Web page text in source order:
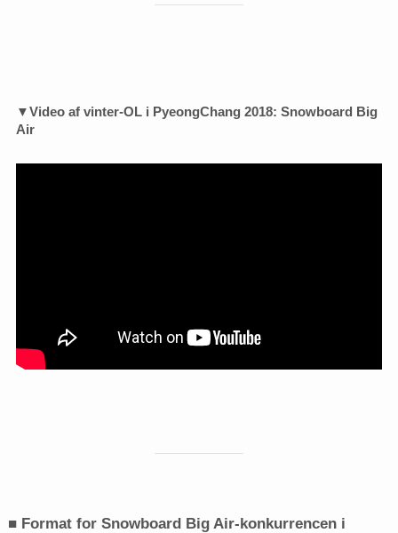
▼Video af vinter-OL i PyeongChang 2018: Snowboard Big
Air
■ Format for Snowboard Big Air-konkurrencen i